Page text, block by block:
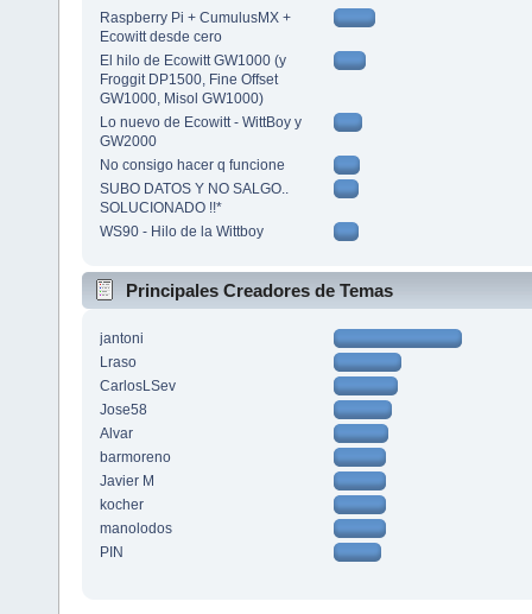
Raspberry Pi + CumulusMX +
Ecowitt desde cero
El hilo de Ecowitt GW1000 (y
Froggit DP1500, Fine Offset
GW1000, Misol GW1000)
Lo nuevo de Ecowitt - WittBoy y
GW2000
No consigo hacer q funcione
SUBO DATOS Y NO SALGO..
SOLUCIONADO !!*
WS90 - Hilo de la Wittboy
Principales Creadores de Temas
jantoni
Lraso
CarlosLSev
Jose58
Alvar
barmoreno
Javier M
kocher
manolodos
PIN